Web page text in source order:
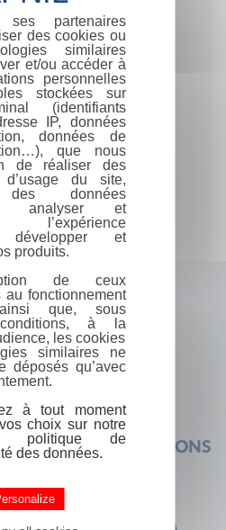
FOIRE AUX QUESTIONS
partenaires
des cookies ou
similaires
et/ou accéder à
personnelles
stockées sur
(identifiants
IP, données
données de
que nous
de réaliser des
d’usage du site,
des données
analyser et
l’expérience
développer et
produits.
de ceux
au fonctionnement
que, sous
à la
les cookies
similaires ne
déposés qu’avec
à tout moment
choix sur notre
politique de
des données.